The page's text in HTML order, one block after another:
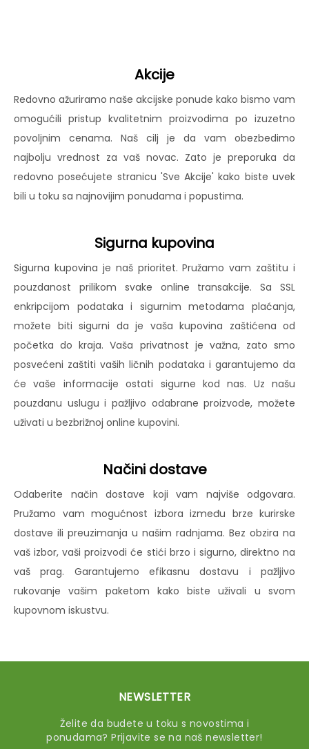
Akcije
Redovno ažuriramo naše akcijske ponude kako bismo vam
omogućili pristup kvalitetnim proizvodima po izuzetno
povoljnim cenama. Naš cilj je da vam obezbedimo
najbolju vrednost za vaš novac. Zato je preporuka da
redovno posećujete stranicu 'Sve Akcije' kako biste uvek
bili u toku sa najnovijim ponudama i popustima.
Sigurna kupovina
Sigurna kupovina je naš prioritet. Pružamo vam zaštitu i
pouzdanost prilikom svake online transakcije. Sa SSL
enkripcijom podataka i sigurnim metodama plaćanja,
možete biti sigurni da je vaša kupovina zaštićena od
početka do kraja. Vaša privatnost je važna, zato smo
posvećeni zaštiti vaših ličnih podataka i garantujemo da
će vaše informacije ostati sigurne kod nas. Uz našu
pouzdanu uslugu i pažljivo odabrane proizvode, možete
uživati u bezbrižnoj online kupovini.
Načini dostave
Odaberite način dostave koji vam najviše odgovara.
Pružamo vam mogućnost izbora između brze kurirske
dostave ili preuzimanja u našim radnjama. Bez obzira na
vaš izbor, vaši proizvodi će stići brzo i sigurno, direktno na
vaš prag. Garantujemo efikasnu dostavu i pažljivo
rukovanje vašim paketom kako biste uživali u svom
kupovnom iskustvu.
NEWSLETTER
Želite da budete u toku s novostima i
ponudama? Prijavite se na naš newsletter!